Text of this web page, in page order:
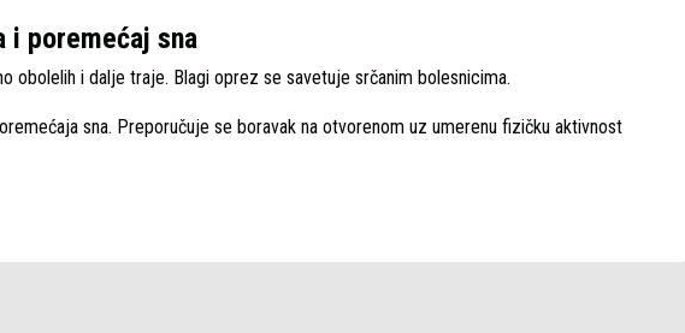
i poremećaj sna
obolelih i dalje traje. Blagi oprez se savetuje srčanim bolesnicima.
sna. Preporučuje se boravak na otvorenom uz umerenu fizičku aktivnost